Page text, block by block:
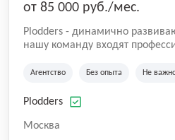
от 85 000 руб./мес.
Plodders - динамично
нашу команду входят
на рынке аутсорсинга, а
оказываемых услуг.
Агентство Без опыта Не
Plodders
Москва